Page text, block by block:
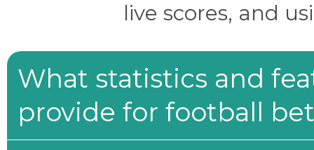
live scores, and
What statistics and
provide for football